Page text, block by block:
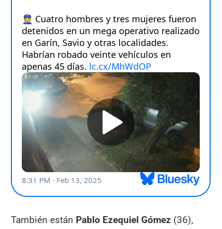
También están Pablo Ezequiel Gómez (36),